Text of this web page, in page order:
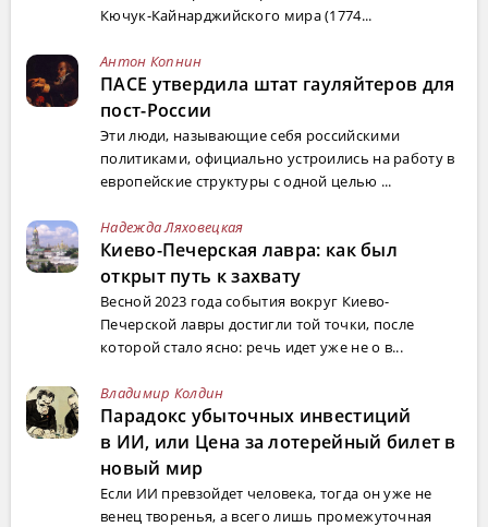
Кючук-Кайнарджийского мира (1774...
Антон Копнин
ПАСЕ утвердила штат гауляйтеров для
пост-России
Эти люди, называющие себя российскими
политиками, официально устроились на работу в
европейские структуры с одной целью ...
Надежда Ляховецкая
Киево-Печерская лавра: как был
открыт путь к захвату
Весной 2023 года события вокруг Киево-
Печерской лавры достигли той точки, после
которой стало ясно: речь идет уже не о в...
Владимир Колдин
Парадокс убыточных инвестиций
в ИИ, или Цена за лотерейный билет в
новый мир
Если ИИ превзойдет человека, тогда он уже не
венец творенья, а всего лишь промежуточная